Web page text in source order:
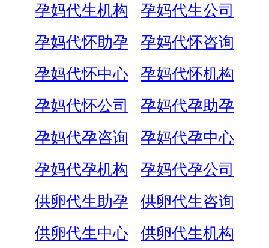
孕妈代生机构
孕妈代生公司
孕妈代怀助孕
孕妈代怀咨询
孕妈代怀中心
孕妈代怀机构
孕妈代怀公司
孕妈代孕助孕
孕妈代孕咨询
孕妈代孕中心
孕妈代孕机构
孕妈代孕公司
供卵代生助孕
供卵代生咨询
供卵代生中心
供卵代生机构